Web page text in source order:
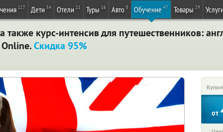
127 Дети 54 Отели 21 Туры 16 Авто 8 Обучение 47 Товары 29
также курс-интенсив для путешественников:
Скидка 95%
от